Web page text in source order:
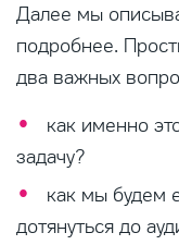
Далее мы
подробнее.
два важных
как именно
задачу?
как мы будем
дотянуться до